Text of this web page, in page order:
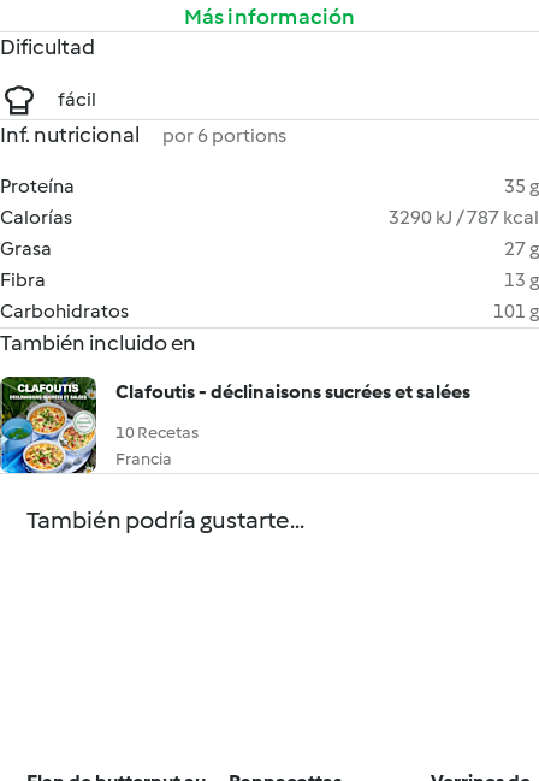
Más información
Dificultad
fácil
Inf. nutricional por 6 portions
Proteína
35 g
Calorías
3290 kJ / 787 kcal
Grasa
27 g
Fibra
13 g
Carbohidratos
101 g
También incluido en
Clafoutis - déclinaisons sucrées et salées
10 Recetas
Francia
También podría gustarte...